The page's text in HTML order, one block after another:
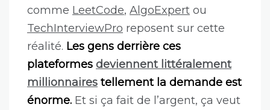
comme LeetCode, AlgoExpert ou
TechInterviewPro reposent sur cette
réalité. Les gens derrière ces
plateformes deviennent littéralement
millionnaires tellement la demande est
énorme. Et si ça fait de l’argent, ça veut